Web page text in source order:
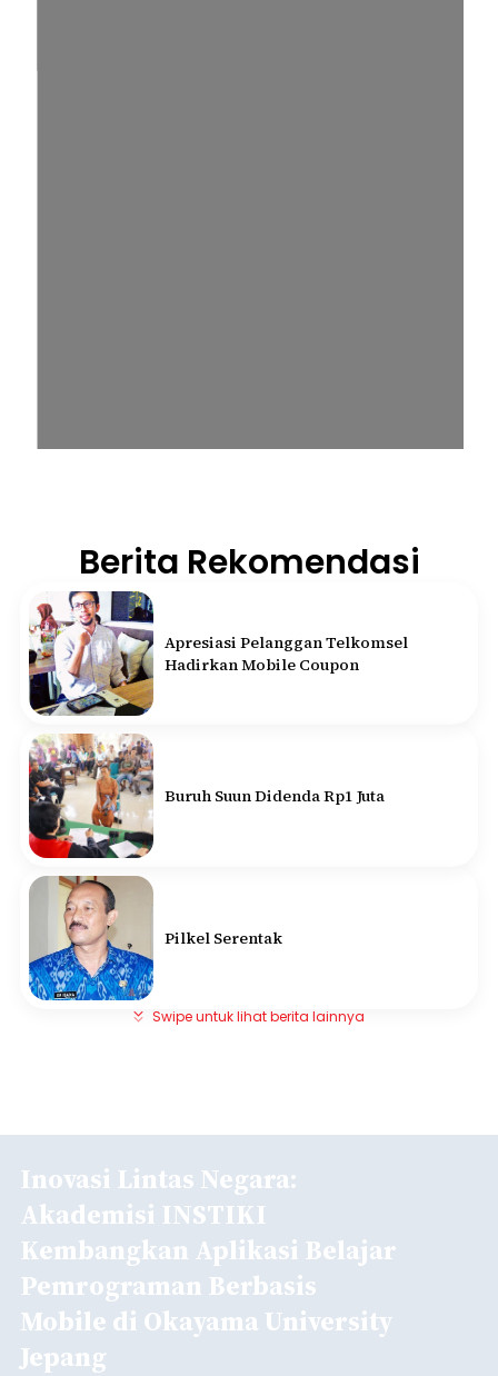
Berita Rekomendasi
Apresiasi Pelanggan Telkomsel
Hadirkan Mobile Coupon
Buruh Suun Didenda Rp1 Juta
Pilkel Serentak
Swipe untuk lihat berita lainnya
Inovasi Lintas Negara:
Akademisi INSTIKI
Kembangkan Aplikasi Belajar
Pemrograman Berbasis
Mobile di Okayama University
Jepang